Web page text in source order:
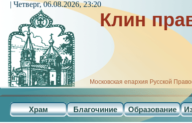
Клин
Московская епархия Русской
Храм Благочиние Образование
| Четверг, 06.08.2026, 23:20